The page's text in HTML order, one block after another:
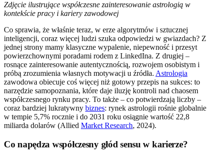
Zdjęcie ilustrujące współczesne zainteresowanie astrologią w
kontekście pracy i kariery zawodowej
Co sprawia, że właśnie teraz, w erze algorytmów i sztucznej
inteligencji, coraz więcej ludzi szuka odpowiedzi w gwiazdach? Z
jednej strony mamy klasyczne wypalenie, niepewność i przesyt
powierzchownymi poradami rodem z LinkedIna. Z drugiej –
rosnące zainteresowanie autentycznością, rozwojem osobistym i
próbą zrozumienia własnych motywacji u źródła. Astrologia
zawodowa obiecuje coś więcej niż gotowy przepis na sukces: to
narzędzie samopoznania, które daje iluzję kontroli nad chaosem
współczesnego rynku pracy. To także – co potwierdzają liczby –
coraz bardziej lukratywny biznes: rynek astrologii rośnie globalnie
w tempie 5,7% rocznie i do 2031 roku osiągnie wartość 22,8
miliarda dolarów (Allied Market Research, 2024).
Co napędza współczesny głód sensu w karierze?